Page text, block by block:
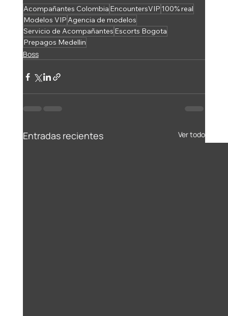
Acompañantes Colombia EncountersVIP 100% real
Modelos VIPAgencia de modelos
Servicio de Acompañantes Escorts Bogota
Prepagos Medellin
Boss
Entradas recientes Ver todo